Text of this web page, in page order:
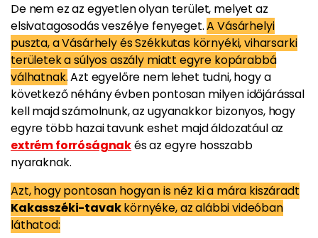
De nem ez az egyetlen olyan terület, melyet az
elsivatagosodás veszélye fenyeget.A Vásárhelyi
puszta, a Vásárhely és Székkutas környéki, viharsarki
területek a súlyos aszály miatt egyre kopárabbá
válhatnak.Azt egyelőre nem lehet tudni, hogy a
következő néhány évben pontosan milyen időjárással
kell majd számolnunk, az ugyanakkor bizonyos, hogy
egyre több hazai tavunk eshet majd áldozatául az
extrém forróságnakés az egyre hosszabb
nyaraknak.
Azt, hogy pontosan hogyan is néz ki a mára kiszáradt
Kakasszéki-tavakkörnyéke, az alábbi videóban
láthatod: